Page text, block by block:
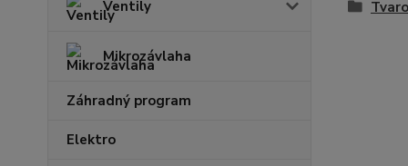
Ventily
Mikrozávlaha
Záhradný program
Elektro